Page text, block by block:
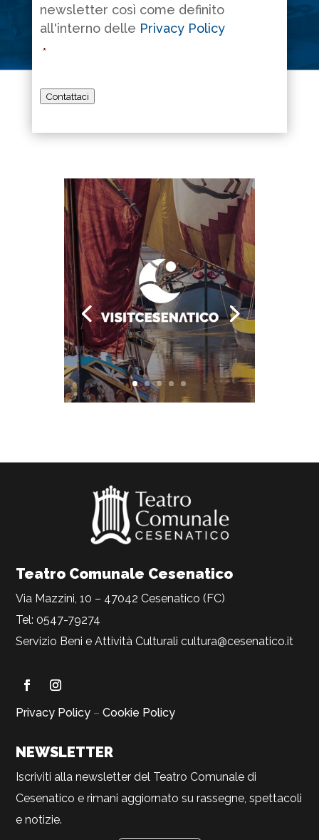
newsletter così come definito
all'interno delle Privacy Policy
*
Contattaci
Teatro Comunale Cesenatico
Via Mazzini, 10 – 47042 Cesenatico (FC)
Tel: 0547-79274
Servizio Beni e Attività Culturalicultura@cesenatico.it
Privacy Policy –Cookie Policy
NEWSLETTER
Iscriviti alla newsletter del Teatro Comunale di
Cesenatico e rimani aggiornato su rassegne, spettacoli
e notizie.